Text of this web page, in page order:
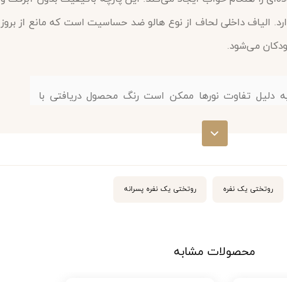
الیاف داخلی لحاف از نوع هالو ضد حساسیت است که مانع از بروز
می‌شود.
دلیل تفاوت نورها ممکن است رنگ محصول دریافتی با
روتختی یک نفره روتختی یک نفره پسرانه
محصولات مشابه